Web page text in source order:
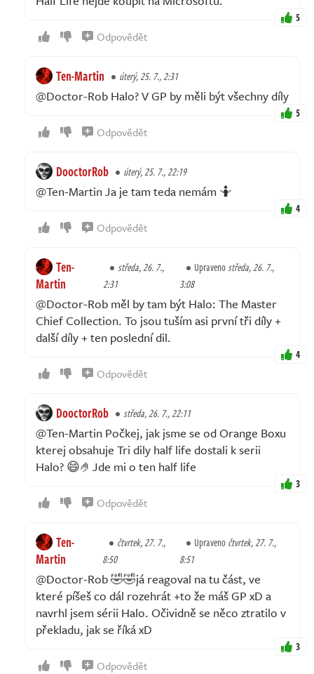
5
Odpovědět
Ten-Martin úterý, 25. 7., 2:31
@Doctor-Rob Halo? V GP by měli být všechny díly
5
Odpovědět
DooctorRob úterý, 25. 7., 22:19
@Ten-Martin Ja je tam teda nemám 🤷
4
Odpovědět
Ten-
Martin
středa, 26. 7.,
2:31
Upravenostředa, 26. 7.,
3:08
@Doctor-Rob měl by tam být Halo: The Master
Chief Collection. To jsou tuším asi první tři díly +
další díly + ten poslední dil.
4
Odpovědět
DooctorRob středa, 26. 7., 22:11
@Ten-Martin Počkej, jak jsme se od Orange Boxu
kterej obsahuje Tri dily half life dostali k serii
Halo? 😄🤌Jde mi o ten half life
3
Odpovědět
Ten-
Martin
čtvrtek, 27. 7.,
8:50
Upravenočtvrtek, 27. 7.,
8:51
@Doctor-Rob 🤣🤣já reagoval na tu část, ve
které píšeš co dál rozehrát +to že máš GP xD a
navrhl jsem sérii Halo. Očividně se něco ztratilo v
překladu, jak se říká xD
3
Odpovědět